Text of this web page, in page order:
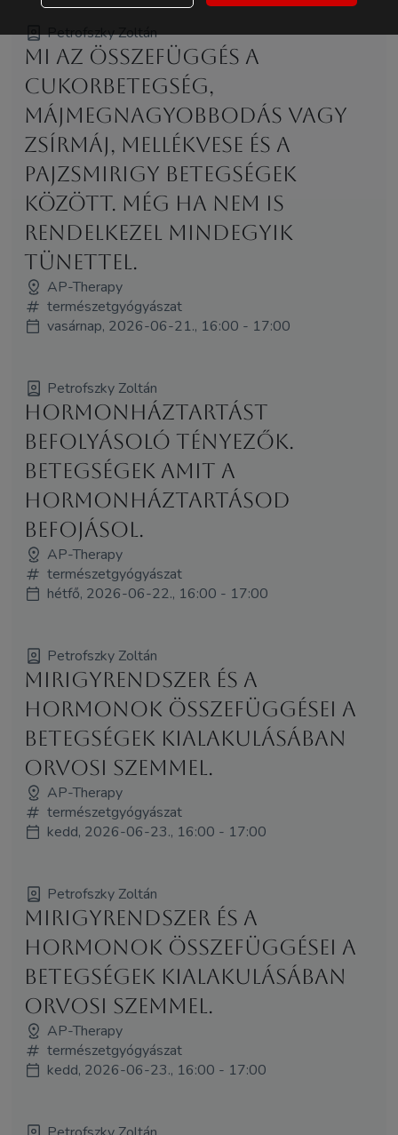
Petrofszky Zoltán
Mi az összefüggés a
cukorbetegség,
májmegnagyobbodás vagy
zsírmáj, mellékvese és a
pajzsmirigy betegségek
között. Még ha nem is
rendelkezel mindegyik
tünettel.
AP-Therapy
természetgyógyászat
vasárnap, 2026-06-21., 16:00 - 17:00
Petrofszky Zoltán
Hormonháztartást
befolyásoló tényezők.
Betegségek amit a
Hormonháztartásod
befojásol.
AP-Therapy
természetgyógyászat
hétfő, 2026-06-22., 16:00 - 17:00
Petrofszky Zoltán
Mirigyrendszer és a
hormonok összefüggései a
betegségek kialakulásában
orvosi szemmel.
AP-Therapy
természetgyógyászat
kedd, 2026-06-23., 16:00 - 17:00
Petrofszky Zoltán
Mirigyrendszer és a
hormonok összefüggései a
betegségek kialakulásában
orvosi szemmel.
AP-Therapy
természetgyógyászat
kedd, 2026-06-23., 16:00 - 17:00